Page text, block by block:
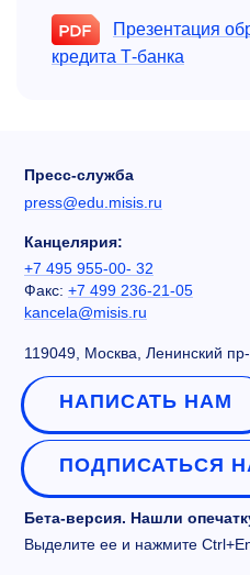
Презентация
кредита Т-банка
Пресс-служба
press@edu.misis.ru
Канцелярия:
+7 495 955-00- 32
Факс: +7 499 236-21-05
kancela@misis.ru
119049, Москва, Ленинский пр-
НАПИСАТЬ НАМ
ПОДПИСАТЬСЯ
Бета-версия. Нашли
Выделите ее и нажмите